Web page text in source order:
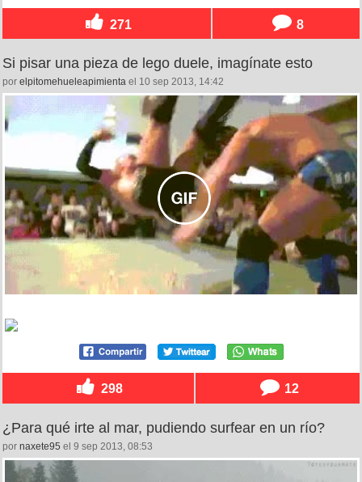
271 8
Si pisar una pieza de lego duele, imagínate esto
por elpitomehueleapimienta el 10 sep 2013, 14:42
298 12
¿Para qué irte al mar, pudiendo surfear en un río?
por naxete95 el 9 sep 2013, 08:53